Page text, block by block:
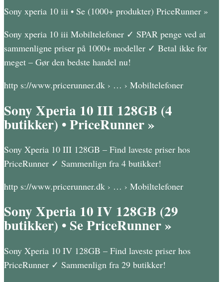
Sony xperia 10 iii • Se (1000+ produkter) PriceRunner »
Sony xperia 10 iii Mobiltelefoner ✓ SPAR penge ved at
sammenligne priser på 1000+ modeller ✓ Betal ikke for
meget – Gør den bedste handel nu!
http s://www.pricerunner.dk › … › Mobiltelefoner
Sony Xperia 10 III 128GB (4
butikker) • PriceRunner »
Sony Xperia 10 III 128GB – Find laveste priser hos
PriceRunner ✓ Sammenlign fra 4 butikker!
http s://www.pricerunner.dk › … › Mobiltelefoner
Sony Xperia 10 IV 128GB (29
butikker) • Se PriceRunner »
Sony Xperia 10 IV 128GB – Find laveste priser hos
PriceRunner ✓ Sammenlign fra 29 butikker!